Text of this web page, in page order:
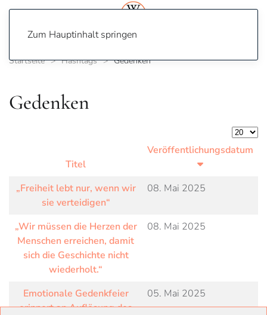
Zum Hauptinhalt springen
Startseite Hashtags Gedenken
Gedenken
Titel
Veröffentlichungsdatum
„Freiheit lebt nur, wenn wir
sie verteidigen“
08. Mai 2025
„Wir müssen die Herzen der
Menschen erreichen, damit
sich die Geschichte nicht
wiederholt.“
08. Mai 2025
Emotionale Gedenkfeier
erinnert an Auflösung des
05. Mai 2025